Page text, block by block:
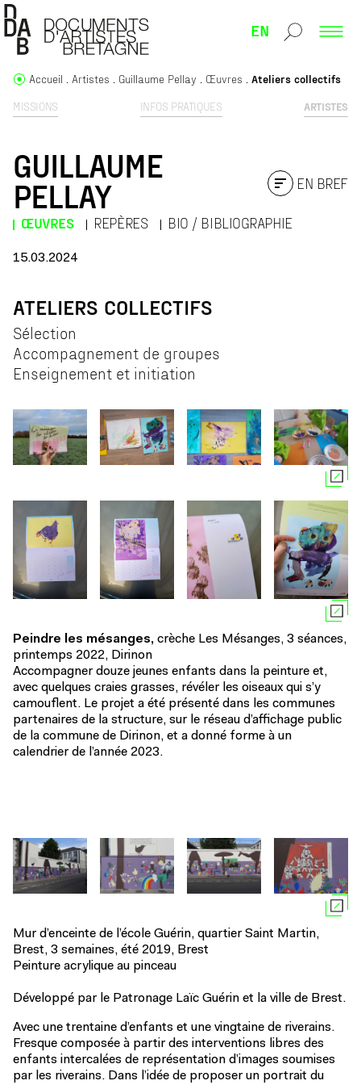
EN
MISSIONS INFOS PRATIQUES ARTISTES
Accueil Artistes Guillaume Pellay Œuvres Ateliers collectifs
GUILLAUME
PELLAY
ŒUVRES REPÈRES BIO / BIBLIOGRAPHIE
EN BREF
15.03.2024
ATELIERS COLLECTIFS
Sélection
Accompagnement de groupes
Enseignement et initiation
Peindre les mésanges, crèche Les Mésanges, 3 séances,
printemps 2022, Dirinon
Accompagner douze jeunes enfants dans la peinture et,
avec quelques craies grasses, révéler les oiseaux qui s’y
camouflent. Le projet a été présenté dans les communes
partenaires de la structure, sur le réseau d’affichage public
de la commune de Dirinon, et a donné forme à un
calendrier de l’année 2023.
Mur d’enceinte de l’école Guérin, quartier Saint Martin,
Brest, 3 semaines, été 2019, Brest
Peinture acrylique au pinceau
Développé par le Patronage Laïc Guérin et la ville de Brest.
Avec une trentaine d’enfants et une vingtaine de riverains.
Fresque composée à partir des interventions libres des
enfants intercalées de représentation d’images soumises
par les riverains. Dans l’idée de proposer un portrait du